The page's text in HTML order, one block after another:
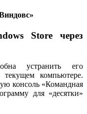
Store через
устранить его
текущем компьютере.
консоль «Командная
для «десятки»